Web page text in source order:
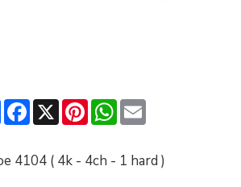
X
Pinterest
WhatsAppEmail
4104 ( 4k - 4ch - 1 hard )